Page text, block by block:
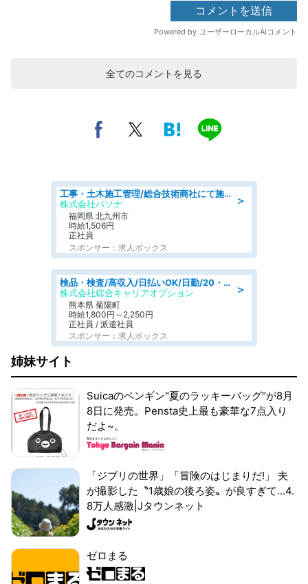
全てのコメントを見る
＞
工事・土木施工管理/総合技術商社にて施工管理のお仕事/即日勤務可/車通勤可/工事・土木施工管理/生産・品質管理
株式会社パソナ
福岡県 北九州市
時給1,506円
正社員
スポンサー：求人ボックス
＞
検品・検査/高収入/日払いOK/日勤/20・30・40代活躍中/製造 工場
株式会社綜合キャリアオプション
熊本県 菊陽町
時給1,800円～2,250円
正社員 / 派遣社員
スポンサー：求人ボックス
姉妹サイト
Suicaのペンギン"夏のラッキーバッグ"が8月
8日に発売。Pensta史上最も豪華な7点入り
だよ~。
「ジブリの世界」「冒険のはじまりだ!」 夫
が撮影した〝1歳娘の後ろ姿〟が良すぎて...4.
8万人感激|Jタウンネット
ゼロまる